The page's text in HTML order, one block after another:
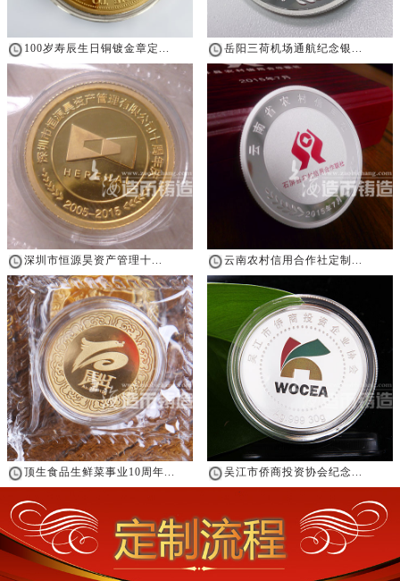
100岁寿辰生日铜镀金章定... 岳阳三荷机场通航纪念银...
深圳市恒源昊资产管理十... 云南农村信用合作社定制...
顶生食品生鲜菜事业10周年... 吴江市侨商投资协会纪念...